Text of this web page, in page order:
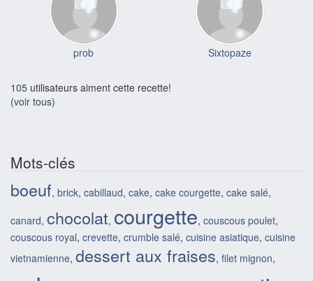
prob Sixtopaze
105 utilisateurs aiment cette recette!
(voir tous)
Mots-clés
boeuf, brick, cabillaud, cake, cake courgette, cake salé,
canard, chocolat, courgette, couscous poulet,
couscous royal, crevette, crumble salé, cuisine asiatique, cuisine
vietnamienne, dessert aux fraises, filet mignon,